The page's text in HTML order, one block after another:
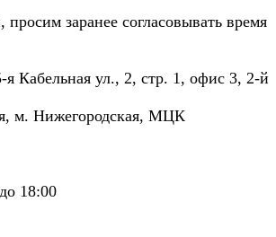
заранее согласовывать время
я Кабельная ул., 2, стр. 1, офис 3, 2-й
м. Нижегородская, МЦК
18:00